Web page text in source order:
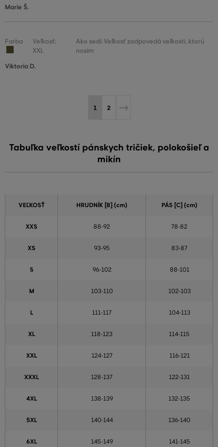
Marie Š.
Farba
Veľkosť:
XXL
Ako sedí: Veľkosť zodpovedá veľkosti, ktorú
nosím
Viktoria D.
1 2
Tabuľka veľkostí pánskych tričiek, polokošieľ a
mikín
VEĽKOSŤ HRUDNÍK [B] (cm) PÁS [C] (cm)
XXS 88-92 78-82
XS 93-95 83-87
S 96-102 88-101
M 103-110 102-103
L 111-117 104-113
XL 118-123 114-115
XXL 124-127 116-121
XXXL 128-137 122-131
4XL 138-139 132-135
5XL 140-144 136-140
6XL 145-149 141-145